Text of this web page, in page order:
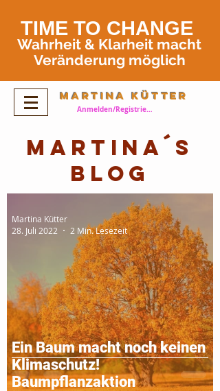
TIME TO CHANGE
Wahrheit & Klarheit macht
Veränderung möglich
Martina Kütter
Anmelden/Registrieren
Martina´s
Blog
Ein Baum macht noch keinen
Klimaschutz!
Baumpflanzaktion
Martina Kütter
28. Juli 2022
2 Min. Lesezeit